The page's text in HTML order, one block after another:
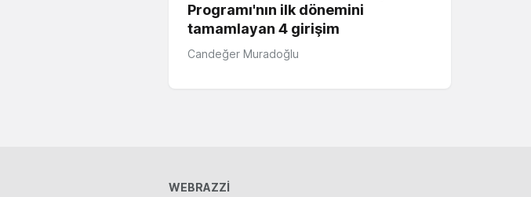
Programı'nın ilk dönemini
tamamlayan 4 girişim
Candeğer Muradoğlu
WEBRAZZİ